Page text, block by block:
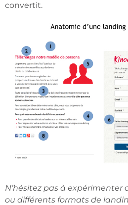
convertit.
N’hésitez pas à expérimenter
ou différents formats de